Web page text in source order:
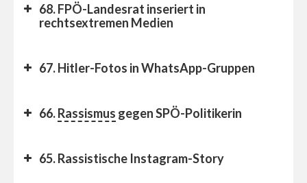
68. FPÖ-Landesrat inseriert in
rechtsextremen Medien
67. Hitler-Fotos in WhatsApp-Gruppen
66.Rassismus gegen SPÖ-Politikerin
65. Rassistische Instagram-Story